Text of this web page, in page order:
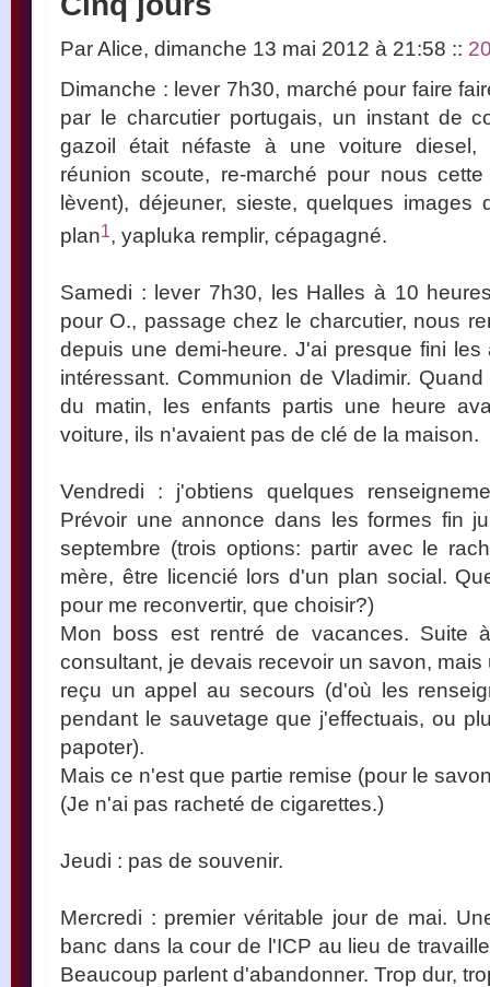
Par Alice, dimanche 13 mai 2012 à 21:58 ::
Dimanche : lever 7h30, marché pour faire
par le charcutier portugais, un instant de
gazoil était néfaste à une voiture diesel,
réunion scoute, re-marché pour nous
lèvent), déjeuner, sieste, quelques images
plan1, yapluka remplir, cépagagné.
Samedi : lever 7h30, les Halles à 10
pour O., passage chez le charcutier, nous
depuis une demi-heure. J'ai presque fini
intéressant. Communion de Vladimir.
du matin, les enfants partis une heure
voiture, ils n'avaient pas de clé de la maison.
Vendredi : j'obtiens quelques
Prévoir une annonce dans les formes fin
septembre (trois options: partir avec le
mère, être licencié lors d'un plan social.
pour me reconvertir, que choisir?)
Mon boss est rentré de vacances. Suite
consultant, je devais recevoir un savon,
reçu un appel au secours (d'où les
pendant le sauvetage que j'effectuais, ou
papoter).
Mais ce n'est que partie remise (pour le
(Je n'ai pas racheté de cigarettes.)
Jeudi : pas de souvenir.
Mercredi : premier véritable jour de mai.
banc dans la cour de l'ICP au lieu de
Beaucoup parlent d'abandonner. Trop dur,